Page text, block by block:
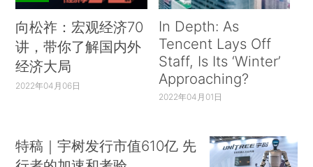
向松祚：宏观经济70
讲，带你了解国内外
经济大局
2022年04月06日
In Depth: As
Tencent Lays Off
Staff, Is Its ‘Winter’
Approaching?
2022年04月01日
特稿｜宇树发行市值610亿 先